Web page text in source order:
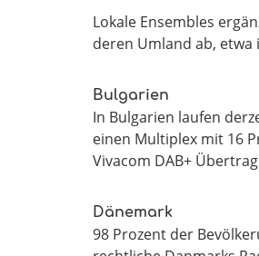
Lokale Ensembles
deren Umland ab,
Bulgarien
In Bulgarien laufen
einen Multiplex mit 16
Vivacom DAB+
Dänemark
98 Prozent der